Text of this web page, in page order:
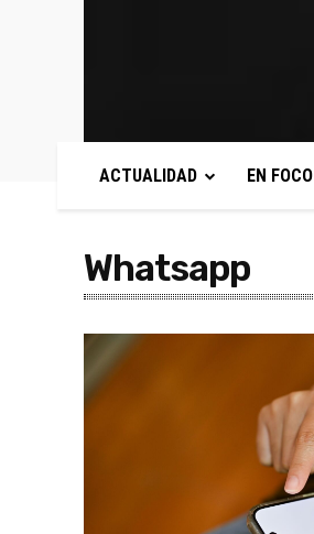
ACTUALIDAD EN FOCO
Whatsapp